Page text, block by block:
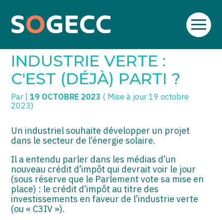
Aller
SOGECC – Coignières
SOGECC – Noisy
SOGECC – République
SOGECC – Turbigo
TPE/PME
COMMERÇANTS
GROUPE
SCI / LMNP
HOLDING
PARTICULIERS
EXPATRIÉ NON RÉSIDANT
IMPATRIÉ / EXPATRIÉ
Créer et reprendre une activité
Gérer votre quotidien
Piloter votre entreprise
Développer votre entreprise
Être prêt pour la facturation
électronique
INDUSTRIE VERTE :
C'EST (DÉJÀ) PARTI ?
Par |19 OCTOBRE 2023 ( Mise à jour 19 octobre
2023)
Un industriel souhaite développer un projet
dans le secteur de l’énergie solaire.
Il a entendu parler dans les médias d’un
nouveau crédit d’impôt qui devrait voir le jour
(sous réserve que le Parlement vote sa mise en
place) : le crédit d’impôt au titre des
investissements en faveur de l’industrie verte
(ou « C3IV »).